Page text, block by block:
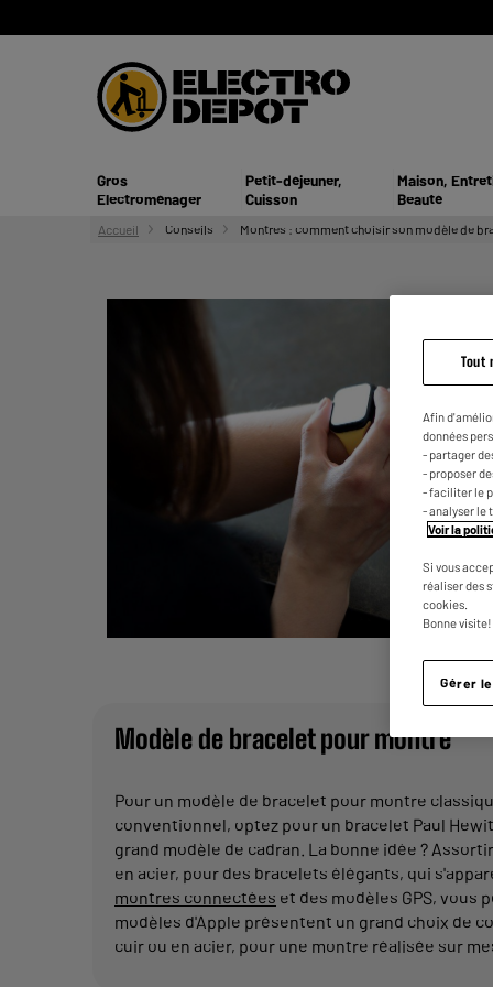
Gros
Electroménager
Petit-déjeuner,
Cuisson
Maison,
Beauté
Accueil Conseils Montres : comment choisir son modèle de
Modèle de bracelet pour montre
Pour un modèle de bracelet pour montre
conventionnel, optez pour un bracelet Paul
grand modèle de cadran. La bonne idée ?
en acier, pour des bracelets élégants, qui
montres connectées et des modèles GPS, vous
modèles d'Apple présentent un grand choix de
cuir ou en acier, pour une montre réalisée sur
Tout
Afin
données
- partager
- proposer
- faciliter le
- analyser le
Voir la
Si vous
réaliser des
cookies.
Bonne visite!
Gérer